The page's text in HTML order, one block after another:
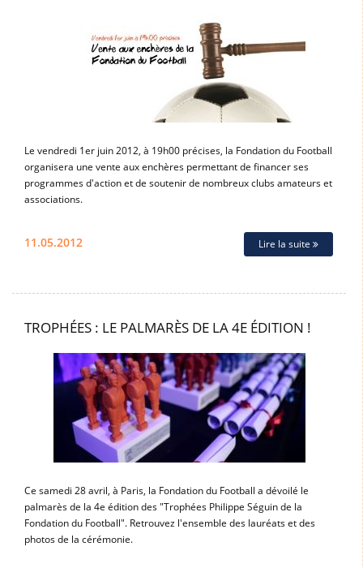
Le vendredi 1er juin 2012, à 19h00 précises, la Fondation du Football
organisera une vente aux enchères permettant de financer ses
programmes d'action et de soutenir de nombreux clubs amateurs et
associations.
11.05.2012 Lire la suite
TROPHÉES : LE PALMARÈS DE LA 4E ÉDITION !
Ce samedi 28 avril, à Paris, la Fondation du Football a dévoilé le
palmarès de la 4e édition des "Trophées Philippe Séguin de la
Fondation du Football". Retrouvez l'ensemble des lauréats et des
photos de la cérémonie.